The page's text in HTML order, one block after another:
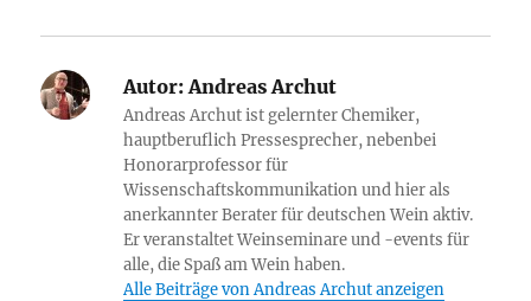
Autor:Andreas Archut
Andreas Archut ist gelernter Chemiker,
hauptberuflich Pressesprecher, nebenbei
Honorarprofessor für
Wissenschaftskommunikation und hier als
anerkannter Berater für deutschen Wein aktiv.
Er veranstaltet Weinseminare und -events für
alle, die Spaß am Wein haben.
Alle Beiträge von Andreas Archut anzeigen